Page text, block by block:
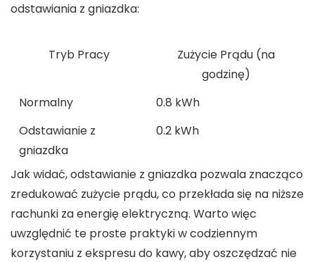
odstawiania z gniazdka:
Tryb Pracy
Zużycie Prądu (na
godzinę)
Normalny
0.8 kWh
Odstawianie z
gniazdka
0.2 kWh
Jak widać,odstawianie z gniazdka pozwala znacząco
zredukować zużycie prądu, co przekłada się na niższe
rachunki za energię elektryczną. Warto więc
uwzględnić te proste praktyki w codziennym
korzystaniu z ekspresu do kawy, aby oszczędzać nie